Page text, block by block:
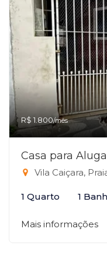
R$ 1.800/mês
Casa para
Vila Caiçara,
1 Quarto 1
Mais informações